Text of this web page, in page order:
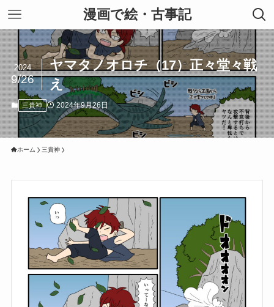
漫画で絵・古事記
ヤマタノオロチ（17）正々堂々戦
え
2024
9/26
三貴神 2024年9月26日
ホーム 三貴神